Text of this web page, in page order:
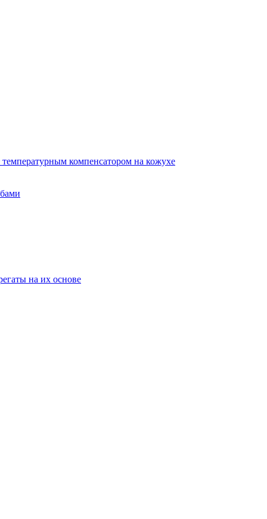
компенсатором на кожухе
на их основе